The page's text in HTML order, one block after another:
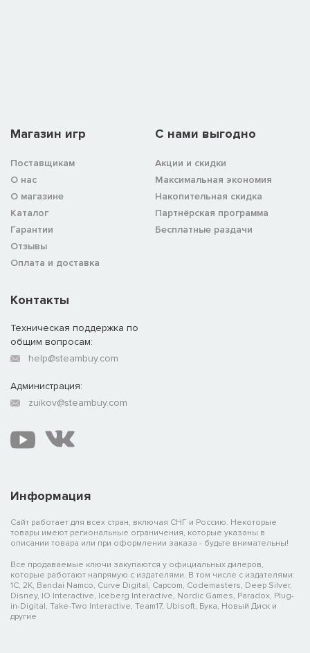
Магазин игр
Поставщикам
О нас
О магазине
Каталог
Гарантии
Отзывы
Оплата и доставка
C нами выгодно
Акции и скидки
Максимальная экономия
Накопительная скидка
Партнёрская программа
Бесплатные раздачи
Информация
Сайт работает для всех стран, включая СНГ и Россию. Некоторые
товары имеют региональные ограничения, которые указаны в
описании товара или при оформлении заказа - будьте внимательны!
Все продаваемые ключи закупаются у официальных дилеров,
которые работают напрямую с издателями. В том числе с издателями:
1C, 2K, Bandai Namco, Curve Digital, Capcom, Codemasters, Deep Silver,
Disney, IO Interactive, Iceberg Interactive, Nordic Games, Paradox, Plug-
in-Digital, Take-Two Interactive, Team17, Ubisoft, Бука, Новый Диск и
другие
Контакты
Техническая поддержка по
общим вопросам:
help@steambuy.com
Администрация:
zuikov@steambuy.com